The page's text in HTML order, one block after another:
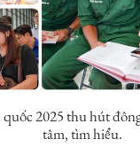
2025 thu hút
tâm, tìm hiểu.